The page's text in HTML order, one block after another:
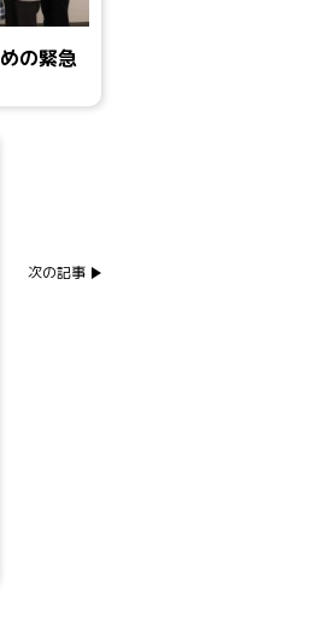
の緊急
次の記事